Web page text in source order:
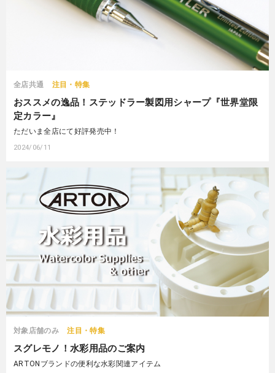
全店共通 注目・特集
おススメの逸品！ステッドラー製図用シャープ『世界堂限
定カラー』
ただいま全店にて好評発売中！
2024/06/11
対象店舗のみ 注目・特集
スグレモノ！水彩用品のご案内
ARTONブランドの便利な水彩関連アイテム